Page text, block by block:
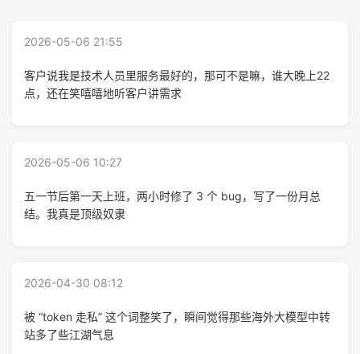
2026-05-06 21:55
客户说我是技术人员里服务最好的，那可不是嘛，谁大晚上22
点，还在笑嘻嘻地听客户讲需求
2026-05-06 10:27
五一节后第一天上班，两小时修了 3 个 bug，写了一份月总
结。我真是顶级奴隶
2026-04-30 08:12
被 “token 走私” 这个词整笑了，瞬间觉得那些海外大模型中转
站多了些江湖气息